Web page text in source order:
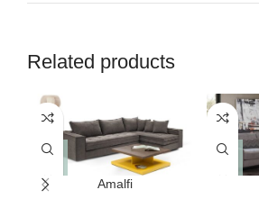
Related products
Amalfi